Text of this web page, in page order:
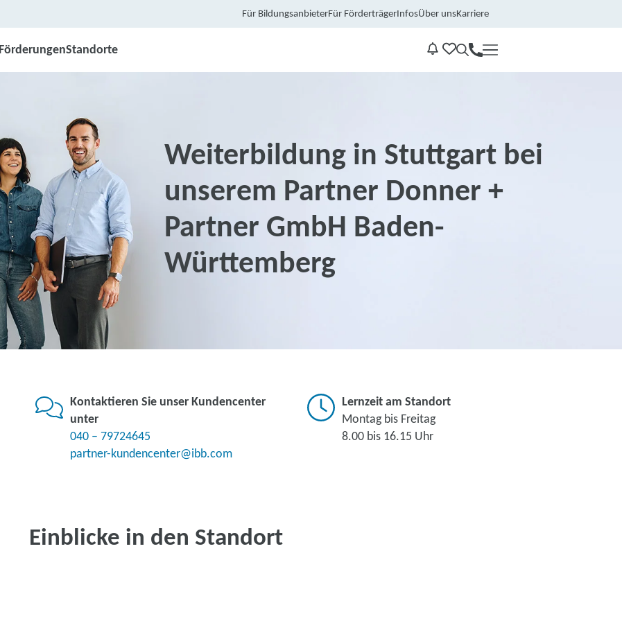
Für BildungsanbieterFür FörderträgerInfosÜber unsKarriere
FörderungenStandorte
Kontakt
Weiterbildung in Stuttgart bei
unserem Partner Donner +
Partner GmbH Baden-
Württemberg
Kontaktieren Sie unser Kundencenter
unter
040 – 79724645
partner-kundencenter@ibb.com
Lernzeit am Standort
Montag bis Freitag
8.00 bis 16.15 Uhr
Einblicke in den Standort